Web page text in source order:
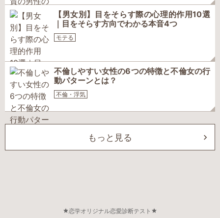
【男女別】目をそらす際の心理的作用10選
｜目をそらす方向でわかる本音4つ
モテる
不倫しやすい女性の6つの特徴と不倫女の行
動パターンとは？
不倫・浮気
もっと見る
恋学オリジナル恋愛診断テスト